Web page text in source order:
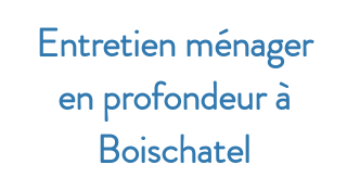
Entretien ménager
en profondeur à
Boischatel